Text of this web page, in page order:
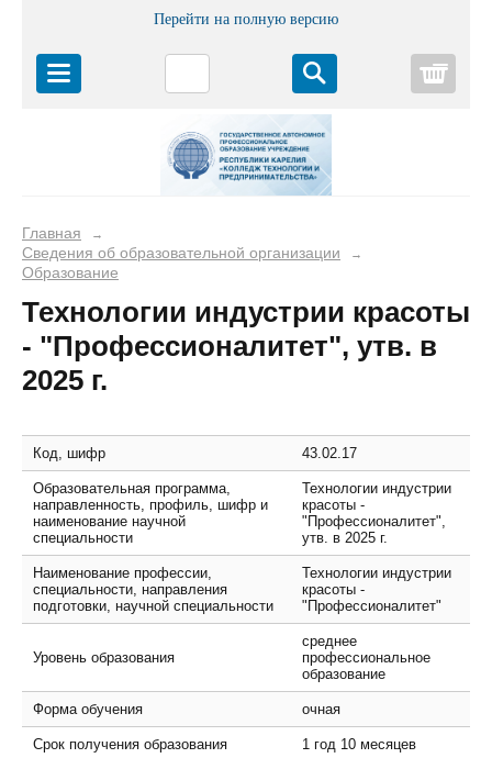
Перейти на полную версию
Главная →
Сведения об образовательной организации →
Образование
Технологии индустрии красоты
- "Профессионалитет", утв. в
2025 г.
Код, шифр 43.02.17
Образовательная программа,
направленность, профиль, шифр и
наименование научной
специальности
Технологии индустрии
красоты -
"Профессионалитет",
утв. в 2025 г.
Наименование профессии,
специальности, направления
подготовки, научной специальности
Технологии индустрии
красоты -
"Профессионалитет"
Уровень образования
среднее
профессиональное
образование
Форма обучения очная
Срок получения образования 1 год 10 месяцев